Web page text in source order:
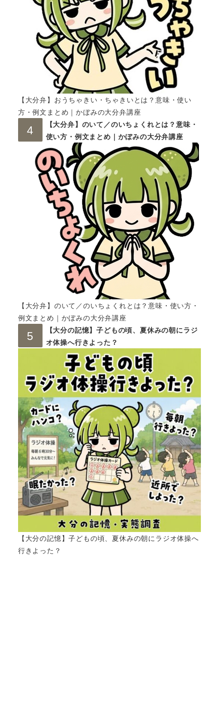
【大分弁】おうちゃきい・ちゃきいとは？意味・使い
方・例文まとめ｜かぼみの大分弁講座
【大分弁】のいて／のいちょくれとは？意味・
使い方・例文まとめ｜かぼみの大分弁講座
【大分弁】のいて／のいちょくれとは？意味・使い方・
例文まとめ｜かぼみの大分弁講座
【大分の記憶】子どもの頃、夏休みの朝にラジ
オ体操へ行きよった？
【大分の記憶】子どもの頃、夏休みの朝にラジオ体操へ
行きよった？